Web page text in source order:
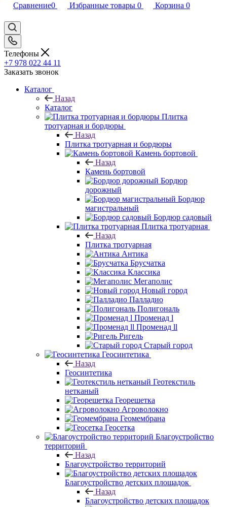
Сравнение0 Избранные товары 0 Корзина 0
Телефоны
+7 978 022 44 11
Заказать звонок
Каталог
Назад
Каталог
Плитка
тротуарная и бордюры
Назад
Плитка тротуарная и бордюры
Камень бортовой
Назад
Камень бортовой
Бордюр
дорожный
Бордюр
магистральный
Бордюр садовый
Плитка тротуарная
Назад
Плитка тротуарная
Антика
Брусчатка
Классика
Мегаполис
Новый город
Палладио
Полигональ
Променад l
Променад ll
Ригель
Старый город
Геосинтетика
Назад
Геосинтетика
Геотекстиль
нетканый
Георешетка
Агроволокно
Геомембрана
Геосетка
Благоустройство
территорий
Назад
Благоустройство территорий
Благоустройство детских площадок
Назад
Благоустройство детских площадок